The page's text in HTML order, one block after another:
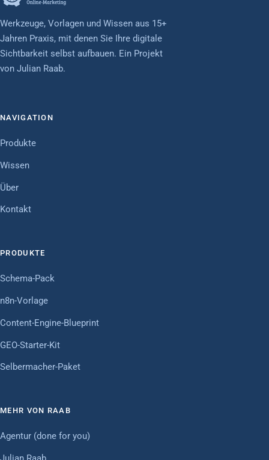
Werkzeuge, Vorlagen und Wissen aus 15+
Jahren Praxis, mit denen Sie Ihre digitale
Sichtbarkeit selbst aufbauen. Ein Projekt
von Julian Raab.
NAVIGATION
Produkte
Wissen
Über
Kontakt
PRODUKTE
Schema-Pack
n8n-Vorlage
Content-Engine-Blueprint
GEO-Starter-Kit
Selbermacher-Paket
MEHR VON RAAB
Agentur (done for you)